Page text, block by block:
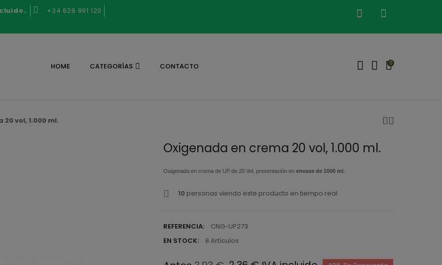
. +34 626 891 120
HOME CATEGORÍAS CONTACTO 0
vol, 1.000 ml.
Oxigenada en crema 20 vol, 1.000 ml.
Oxigenada en crema de UP de 20 Vol, presentación en envase de 1000 ml.
10 personas viendo este producto en tiempo real
REFERENCIA:
CNG-UP273
EN STOCK:
8 Artículos